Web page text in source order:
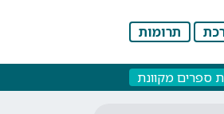
תרומות
ספרים מקוונת